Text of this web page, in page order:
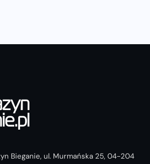
Bieganie, ul. Murmańska 25, 04-204